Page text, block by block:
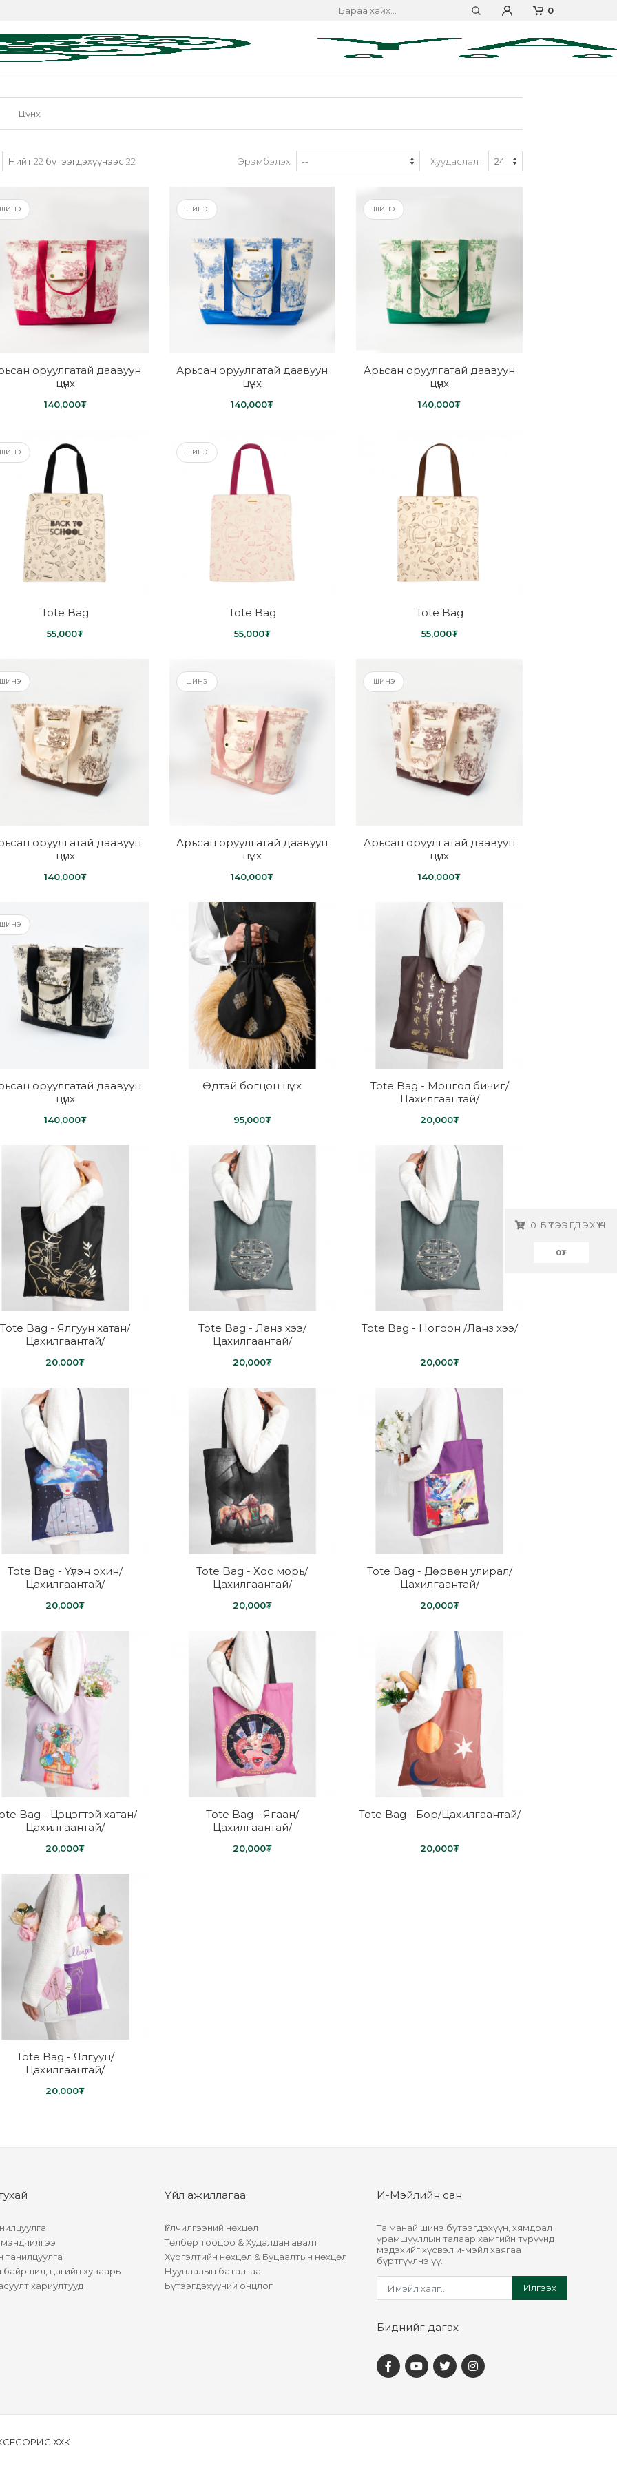
0
Цүнх
Нийт 22 бүтээгдэхүүнээс 22 Эрэмбэлэх Хуудаслалт
оруулгатай даавуун
цүнх
140,000₮
ШИНЭ
Арьсан оруулгатай даавуун
цүнх
140,000₮
ШИНЭ
Арьсан оруулгатай даавуун
цүнх
140,000₮
Tote Bag
55,000₮
ШИНЭ
Tote Bag
55,000₮
Tote Bag
55,000₮
оруулгатай даавуун
цүнх
140,000₮
ШИНЭ
Арьсан оруулгатай даавуун
цүнх
140,000₮
ШИНЭ
Арьсан оруулгатай даавуун
цүнх
140,000₮
оруулгатай даавуун
цүнх
140,000₮
Өдтэй богцон цүнх
95,000₮
Tote Bag - Монгол бичиг/
Цахилгаантай/
20,000₮
Tote Bag - Ялгуун хатан/
Цахилгаантай/
20,000₮
Tote Bag - Ланз хээ/
Цахилгаантай/
20,000₮
Tote Bag - Ногоон /Ланз хээ/
20,000₮
Tote Bag - Үүлэн охин/
Цахилгаантай/
20,000₮
Tote Bag - Хос морь/
Цахилгаантай/
20,000₮
Tote Bag - Дөрвөн улирал/
Цахилгаантай/
20,000₮
Bag - Цэцэгтэй хатан/
Цахилгаантай/
20,000₮
Tote Bag - Ягаан/
Цахилгаантай/
20,000₮
Tote Bag - Бор/Цахилгаантай/
20,000₮
Tote Bag - Ялгуун/
Цахилгаантай/
20,000₮
танилцуулга
цагийн хуваарь
хариултууд
Үйл ажиллагаа
Үйлчилгээний нөхцөл
Төлбөр тооцоо & Худалдан авалт
Хүргэлтийн нөхцөл & Буцаалтын нөхцөл
Нууцлалын баталгаа
Бүтээгдэхүүний онцлог
И-Мэйлийн сан
Та манай шинэ бүтээгдэхүүн, хямдрал
урамшууллын талаар хамгийн түрүүнд
мэдэхийг хүсвэл и-мэйл хаягаа
бүртгүүлнэ үү.
Илгээх
Биднийг дагах
ХХК
0 БҮТЭЭГДЭХҮҮН
0₮